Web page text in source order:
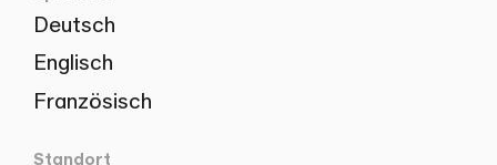
Deutsch
Englisch
Französisch
Standort